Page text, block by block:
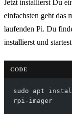
Jetzt installierst Du
einfachsten geht das
laufenden Pi. Du
installierst und
CODE
sudo apt
rpi-imager